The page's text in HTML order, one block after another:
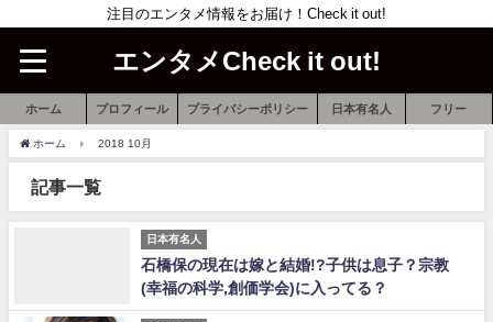
注目のエンタメ情報をお届け！Check it out!
エンタメCheck it out!
ホーム プロフィール プライバシーポリシー 日本有名人 フリー
ホーム 2018 10月
記事一覧
日本有名人
石橋保の現在は嫁と結婚!?子供は息子？宗教
(幸福の科学,創価学会)に入ってる？